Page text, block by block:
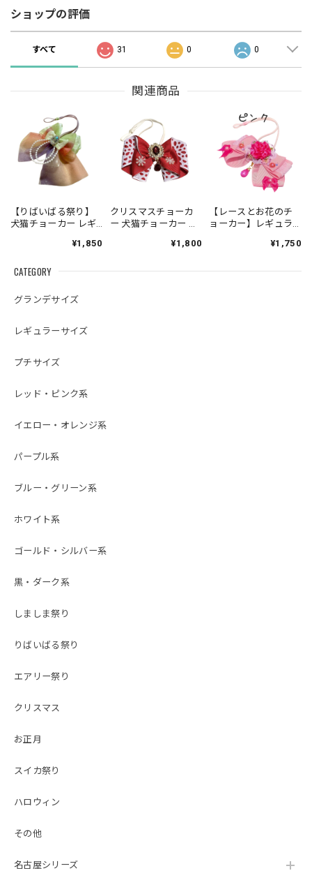
CATEGORY
グランデサイズ
レギュラーサイズ
プチサイズ
レッド・ピンク系
イエロー・オレンジ系
パープル系
ブルー・グリーン系
ホワイト系
ゴールド・シルバー系
黒・ダーク系
しましま祭り
りばいばる祭り
エアリー祭り
クリスマス
お正月
スイカ祭り
ハロウィン
その他
名古屋シリーズ
ショップの評価
すべて 31 0 0
関連商品
【りばいばる祭り】
犬猫チョーカー レギ
犬用 猫用 数量限定
¥1,850
クリスマスチョーカ
ー 犬猫チョーカー レ
ビジュー仕様 リボン
¥1,800
【レースとお花のチ
ョーカー】レギュラ
い 記念日
¥1,750